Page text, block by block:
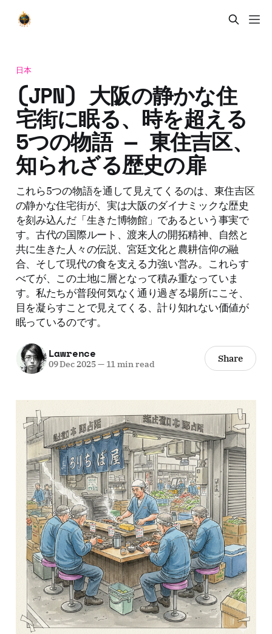
日本
(JPN) 大阪の静かな住
宅街に眠る、時を超える
5つの物語 — 東住吉区、
知られざる歴史の扉
これら5つの物語を通して見えてくるのは、東住吉区
の静かな住宅街が、実は大阪のダイナミックな歴史
を刻み込んだ「生きた博物館」であるという事実で
す。古代の国際ルート、渡来人の開拓精神、自然と
共に生きた人々の伝説、宮廷文化と農耕信仰の融
合、そして現代の食を支える力強い営み。これらす
べてが、この土地に層となって積み重なっていま
す。私たちが普段何気なく通り過ぎる場所にこそ、
目を凝らすことで見えてくる、計り知れない価値が
眠っているのです。
Lawrence
09 Dec 2025—11 min read Share